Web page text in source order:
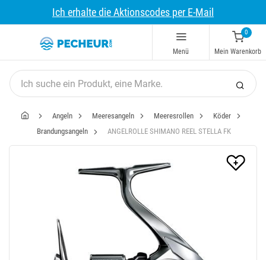
Ich erhalte die Aktionscodes per E-Mail
Menü
0
Mein Warenkorb
Angeln Meeresangeln Meeresrollen
Köder
Brandungsangeln
ANGELROLLE SHIMANO REEL STELLA FK